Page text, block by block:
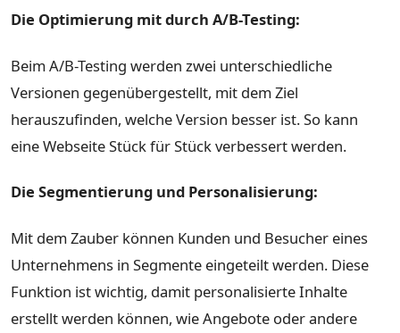
Die Optimierung mit durch A/B-Testing:
Beim A/B-Testing werden zwei unterschiedliche
Versionen gegenübergestellt, mit dem Ziel
herauszufinden, welche Version besser ist. So kann
eine Webseite Stück für Stück verbessert werden.
Die Segmentierung und Personalisierung:
Mit dem Zauber können Kunden und Besucher eines
Unternehmens in Segmente eingeteilt werden. Diese
Funktion ist wichtig, damit personalisierte Inhalte
erstellt werden können, wie Angebote oder andere